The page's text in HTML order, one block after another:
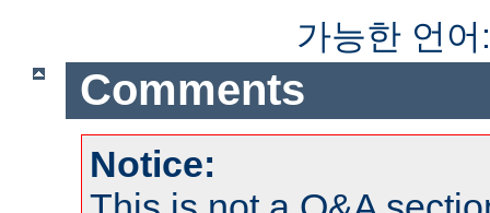
가능한 언
Comments
Notice: